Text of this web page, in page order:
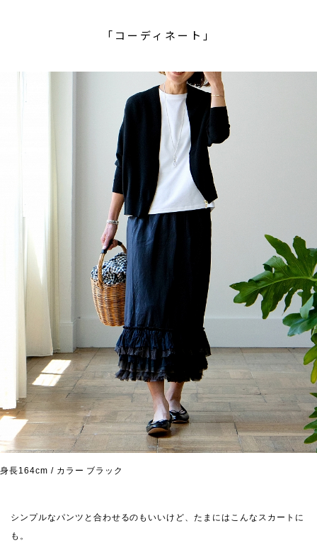
「コーディネート」
身長164cm / カラー ブラック
シンプルなパンツと合わせるのもいいけど、たまにはこんなスカートに
も。